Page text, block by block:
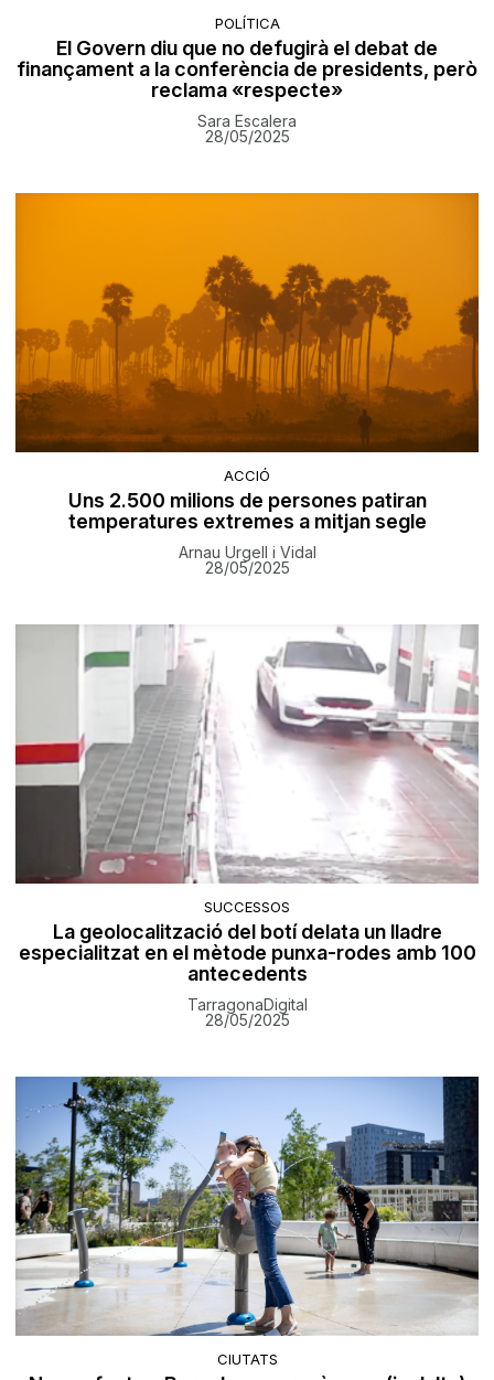
POLÍTICA
El Govern diu que no defugirà el debat de
finançament a la conferència de presidents, però
reclama «respecte»
Sara Escalera
28/05/2025
ACCIÓ
Uns 2.500 milions de persones patiran
temperatures extremes a mitjan segle
Arnau Urgell i Vidal
28/05/2025
SUCCESSOS
La geolocalització del botí delata un lladre
especialitzat en el mètode punxa-rodes amb 100
antecedents
TarragonaDigital
28/05/2025
CIUTATS